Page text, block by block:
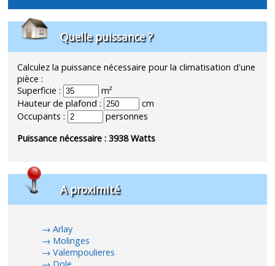
Quelle puissance ?
Calculez la puissance nécessaire pour la climatisation d'une
pièce :
Superficie :
m²
Hauteur de plafond :
cm
Occupants :
personnes
Puissance nécessaire :3938Watts
A proximité
Arlay
Molinges
Valempoulieres
Dole